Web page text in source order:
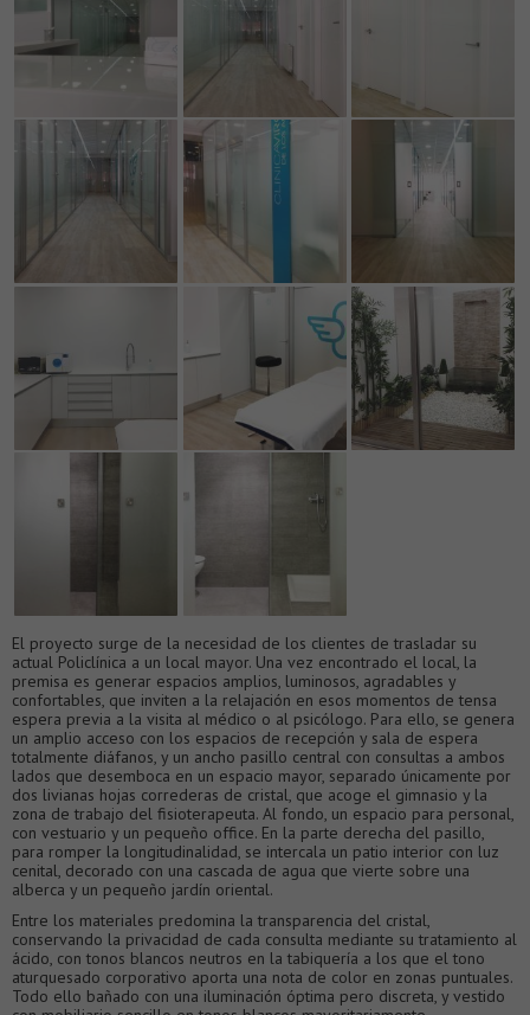
El proyecto surge de la necesidad de los clientes de trasladar su
actual Policlínica a un local mayor. Una vez encontrado el local, la
premisa es generar espacios amplios, luminosos, agradables y
confortables, que inviten a la relajación en esos momentos de tensa
espera previa a la visita al médico o al psicólogo. Para ello, se genera
un amplio acceso con los espacios de recepción y sala de espera
totalmente diáfanos, y un ancho pasillo central con consultas a ambos
lados que desemboca en un espacio mayor, separado únicamente por
dos livianas hojas correderas de cristal, que acoge el gimnasio y la
zona de trabajo del fisioterapeuta. Al fondo, un espacio para personal,
con vestuario y un pequeño office. En la parte derecha del pasillo,
para romper la longitudinalidad, se intercala un patio interior con luz
cenital, decorado con una cascada de agua que vierte sobre una
alberca y un pequeño jardín oriental.
Entre los materiales predomina la transparencia del cristal,
conservando la privacidad de cada consulta mediante su tratamiento al
ácido, con tonos blancos neutros en la tabiquería a los que el tono
aturquesado corporativo aporta una nota de color en zonas puntuales.
Todo ello bañado con una iluminación óptima pero discreta, y vestido